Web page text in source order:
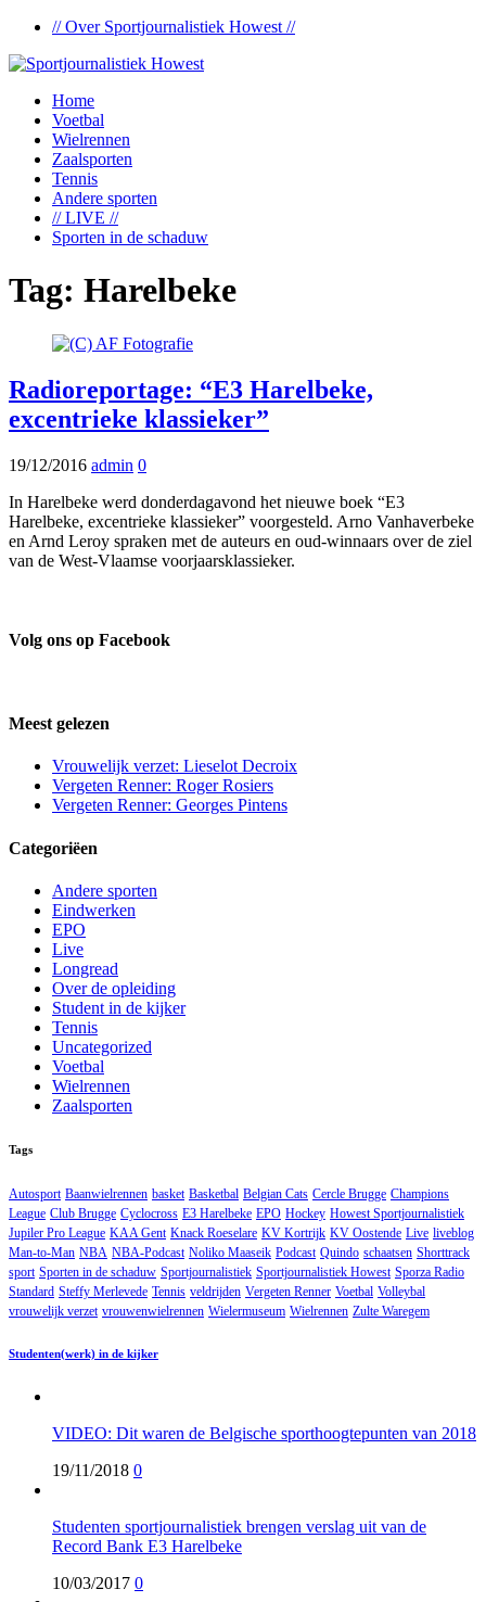
// Over Sportjournalistiek Howest //
Home
Voetbal
Wielrennen
Zaalsporten
Tennis
Andere sporten
// LIVE //
Sporten in de schaduw
Tag: Harelbeke
Radioreportage: “E3 Harelbeke,
excentrieke klassieker”
19/12/2016 admin 0
In Harelbeke werd donderdagavond het nieuwe boek “E3
Harelbeke, excentrieke klassieker” voorgesteld. Arno Vanhaverbeke
en Arnd Leroy spraken met de auteurs en oud-winnaars over de ziel
van de West-Vlaamse voorjaarsklassieker.
Volg ons op Facebook
Meest gelezen
Vrouwelijk verzet: Lieselot Decroix
Vergeten Renner: Roger Rosiers
Vergeten Renner: Georges Pintens
Categoriëen
Andere sporten
Eindwerken
EPO
Live
Longread
Over de opleiding
Student in de kijker
Tennis
Uncategorized
Voetbal
Wielrennen
Zaalsporten
Tags
Autosport Baanwielrennen basket Basketbal Belgian Cats Cercle Brugge Champions
League Club Brugge Cyclocross E3 Harelbeke EPO Hockey Howest Sportjournalistiek
Jupiler Pro League KAA Gent Knack Roeselare KV Kortrijk KV Oostende Live liveblog
Man-to-Man NBA NBA-Podcast Noliko Maaseik Podcast Quindo schaatsen Shorttrack
sport Sporten in de schaduw Sportjournalistiek Sportjournalistiek Howest Sporza Radio
Standard Steffy Merlevede Tennis veldrijden Vergeten Renner Voetbal Volleybal
vrouwelijk verzet vrouwenwielrennen Wielermuseum Wielrennen Zulte Waregem
Studenten(werk) in de kijker
VIDEO: Dit waren de Belgische sporthoogtepunten van 2018
19/11/2018 0
Studenten sportjournalistiek brengen verslag uit van de
Record Bank E3 Harelbeke
10/03/2017 0